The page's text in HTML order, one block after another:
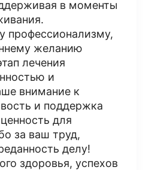
в моменты
профессионализму,
желанию
лечения
и
внимание к
и поддержка
для
за ваш труд,
делу!
здоровья, успехов